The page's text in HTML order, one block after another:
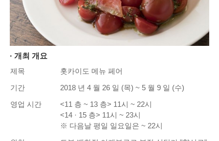
· 개최 개요
제목
홋카이도 메뉴 페어
기간
2018 년 4 월 26 일 (목) ~ 5 월 9 일 (수)
영업 시간
<11 층 ~ 13 층> 11시 ~ 22시
<14 · 15 층> 11시 ~ 23시
※ 다음날 평일 일요일은 ~ 22시